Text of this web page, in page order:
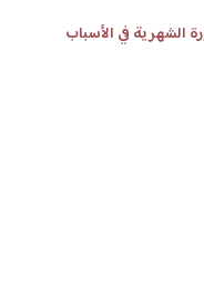
الشهرية في الأسباب